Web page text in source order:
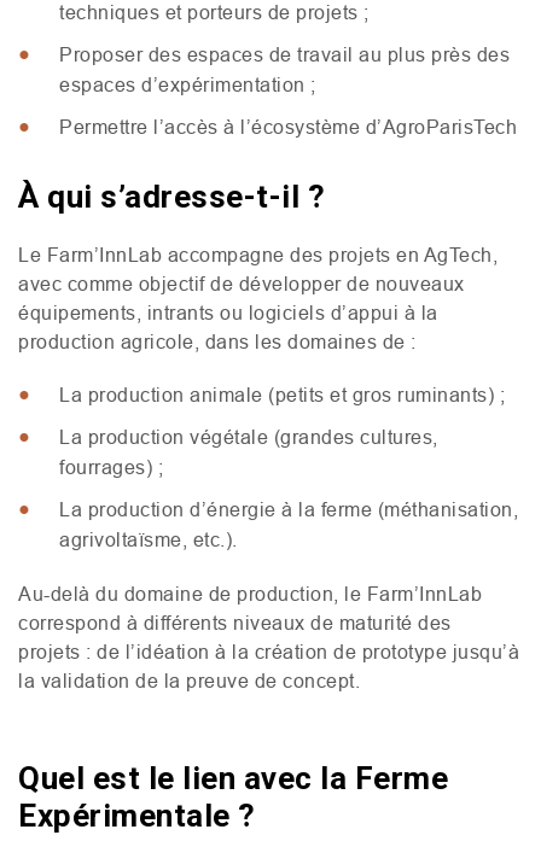
techniques et porteurs de projets ;
Proposer des espaces de travail au plus près des
espaces d’expérimentation ;
Permettre l’accès à l’écosystème d’AgroParisTech
À qui s’adresse-t-il ?
Le Farm’InnLab accompagne des projets en AgTech,
avec comme objectif de développer de nouveaux
équipements, intrants ou logiciels d’appui à la
production agricole, dans les domaines de :
La production animale (petits et gros ruminants) ;
La production végétale (grandes cultures,
fourrages) ;
La production d’énergie à la ferme (méthanisation,
agrivoltaïsme, etc.).
Au-delà du domaine de production, le Farm’InnLab
correspond à différents niveaux de maturité des
projets : de l’idéation à la création de prototype jusqu’à
la validation de la preuve de concept.
Quel est le lien avec la Ferme
Expérimentale ?